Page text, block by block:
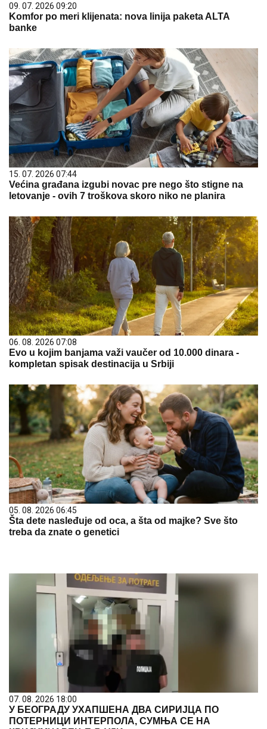
09. 07. 2026 09:20
Komfor po meri klijenata: nova linija paketa ALTA
banke
15. 07. 2026 07:44
Većina građana izgubi novac pre nego što stigne na
letovanje - ovih 7 troškova skoro niko ne planira
06. 08. 2026 07:08
Evo u kojim banjama važi vaučer od 10.000 dinara -
kompletan spisak destinacija u Srbiji
05. 08. 2026 06:45
Šta dete nasleđuje od oca, a šta od majke? Sve što
treba da znate o genetici
07. 08. 2026 18:00
У БЕОГРАДУ УХАПШЕНА ДВА СИРИЈЦА ПО
ПОТЕРНИЦИ ИНТЕРПОЛА, СУМЊА СЕ НА